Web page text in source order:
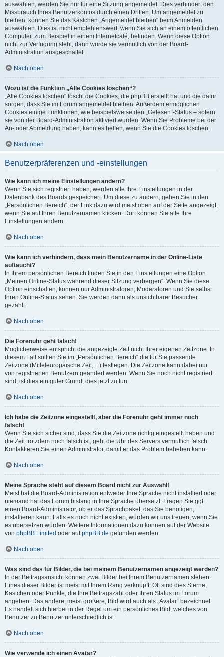
auswählen, werden Sie nur für eine Sitzung angemeldet. Dies verhindert den
Missbrauch Ihres Benutzerkontos durch einen Dritten. Um angemeldet zu
bleiben, können Sie das Kästchen „Angemeldet bleiben“ beim Anmelden
auswählen. Dies ist nicht empfehlenswert, wenn Sie sich an einem öffentlichen
Computer, zum Beispiel in einem Internetcafé, befinden. Wenn diese Option
nicht zur Verfügung steht, dann wurde sie vermutlich von der Board-
Administration ausgeschaltet.
Nach oben
Wozu ist die Funktion „Alle Cookies löschen“?
„Alle Cookies löschen“ löscht die Cookies, die phpBB erstellt hat und die dafür
sorgen, dass Sie im Forum angemeldet bleiben. Außerdem ermöglichen
Cookies einige Funktionen, wie beispielsweise den „Gelesen“-Status – sofern
sie von der Board-Administration aktiviert wurden. Wenn Sie Probleme bei der
An- oder Abmeldung haben, kann es helfen, wenn Sie die Cookies löschen.
Nach oben
Benutzerpräferenzen und -einstellungen
Wie kann ich meine Einstellungen ändern?
Wenn Sie sich registriert haben, werden alle Ihre Einstellungen in der
Datenbank des Boards gespeichert. Um diese zu ändern, gehen Sie in den
„Persönlichen Bereich“; der Link dazu wird meist oben auf der Seite angezeigt,
wenn Sie auf Ihren Benutzernamen klicken. Dort können Sie alle Ihre
Einstellungen ändern.
Nach oben
Wie kann ich verhindern, dass mein Benutzername in der Online-Liste
auftaucht?
In Ihrem persönlichen Bereich finden Sie in den Einstellungen eine Option
„Meinen Online-Status während dieser Sitzung verbergen“. Wenn Sie diese
Option einschalten, können nur Administratoren, Moderatoren und Sie selbst
Ihren Online-Status sehen. Sie werden dann als unsichtbarer Besucher
gezählt.
Nach oben
Die Forenuhr geht falsch!
Möglicherweise entspricht die angezeigte Zeit nicht Ihrer eigenen Zeitzone. In
diesem Fall sollten Sie im „Persönlichen Bereich“ die für Sie passende
Zeitzone (Mitteleuropäische Zeit, ...) festlegen. Die Zeitzone kann dabei nur
von registrierten Benutzern geändert werden. Wenn Sie noch nicht registriert
sind, ist dies ein guter Grund, dies jetzt zu tun.
Nach oben
Ich habe die Zeitzone eingestellt, aber die Forenuhr geht immer noch
falsch!
Wenn Sie sich sicher sind, dass Sie die Zeitzone richtig eingestellt haben und
die Zeit trotzdem noch falsch ist, geht die Uhr des Servers vermutlich falsch.
Kontaktieren Sie einen Administrator, damit er das Problem beheben kann.
Nach oben
Meine Sprache steht auf diesem Board nicht zur Auswahl!
Meist hat die Board-Administration entweder Ihre Sprache nicht installiert oder
niemand hat das Forum bislang in Ihre Sprache übersetzt. Fragen Sie ggf.
einen Board-Administrator, ob er das Sprachpaket, das Sie benötigen,
installieren kann. Falls es noch nicht existiert, würden wir uns freuen, wenn Sie
es übersetzen würden. Weitere Informationen dazu können auf der Website
von phpBB Limited oder aufphpBB.de gefunden werden.
Nach oben
Was sind das für Bilder, die bei meinem Benutzernamen angezeigt werden?
In der Beitragsansicht können zwei Bilder bei Ihrem Benutzernamen stehen.
Eines dieser Bilder ist meist mit Ihrem Rang verknüpft: Oft sind dies Sterne,
Kästchen oder Punkte, die Ihre Beitragszahl oder Ihren Status im Forum
angeben. Das andere, meist größere, Bild wird auch als „Avatar“ bezeichnet.
Es handelt sich hierbei in der Regel um ein persönliches Bild, welches von
Benutzer zu Benutzer unterschiedlich ist.
Nach oben
Wie verwende ich einen Avatar?